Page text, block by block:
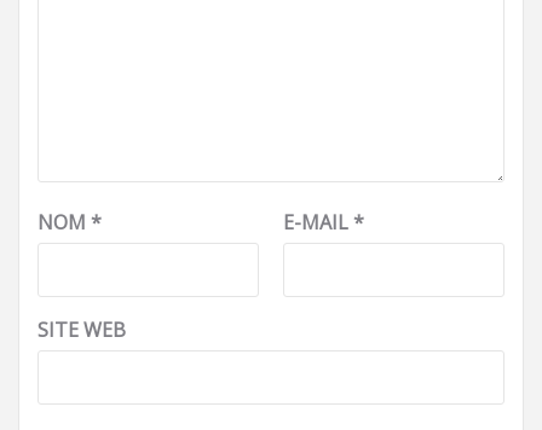
NOM * E-MAIL*
SITE WEB